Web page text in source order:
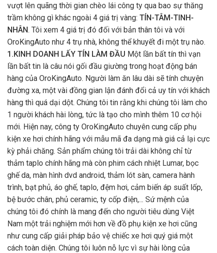
vượt lên quãng thời gian chèo lái công ty qua bao sự thăng
trầm không gì khác ngoài 4 giá trị vàng: TÍN-TÂM-TINH-
NHÂN. Tôi xem 4 giá trị đó đối với bản thân tôi và với
OroKingAuto như 4 trụ nhà, không thể khuyết đi một trụ nào.
1.KINH DOANH LẤY TÍN LÀM ĐẦU Một lần bất tín thì vạn
lần bất tin là câu nói gối đầu giường trong hoạt động bán
hàng của OroKingAuto. Người làm ăn lâu dài sẽ tính chuyện
đường xa, một vài đồng gian lận đánh đổi cả uy tín với khách
hàng thì quá dại dột. Chúng tôi tin rằng khi chúng tôi làm cho
1 người khách hài lòng, tức là tạo cho mình thêm 10 cơ hội
mới. Hiện nay, công ty OroKingAuto chuyên cung cấp phụ
kiện xe hơi chính hãng với mẫu mã đa dạng mà giá cả lại cực
kỳ phải chăng. Sản phẩm chúng tôi trải dài không chỉ từ
thảm taplo chính hãng mà còn phim cách nhiệt Lumar, bọc
ghế da, màn hình dvd android, thảm lót sàn, camera hành
trình, bạt phủ, áo ghế, taplo, đệm hơi, cảm biến áp suất lốp,
bệ bước chân, phủ ceramic, ty cốp điện,... Sứ mệnh của
chúng tôi đó chính là mang đến cho người tiêu dùng Việt
Nam một trải nghiệm mới hơn về đồ phụ kiện xe hơi cũng
như cung cấp giải pháp bảo vệ chiếc xe hơi quý giá một
cách toàn diện. Chúng tôi luôn nỗ lực vì sự hài lòng của